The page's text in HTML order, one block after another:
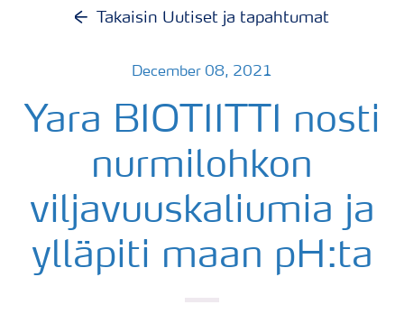
Takaisin Uutiset ja tapahtumat
December 08, 2021
Yara BIOTIITTI nosti
nurmilohkon
viljavuuskaliumia ja
ylläpiti maan pH:ta